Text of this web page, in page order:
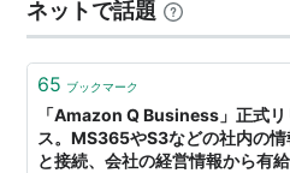
取りたいので、外部呼び出し
る。 $location = (g…
ネットで話題
65 ブックマーク
「Amazon Q Business」正式リ
ス。MS365やS3などの社内の情
と接続、会社の経営情報から有